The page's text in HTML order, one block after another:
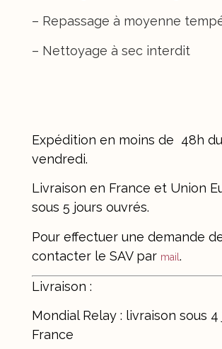
– Repassage à moyenne
– Nettoyage à sec interdit
Expédition en moins de 48h
vendredi.
Livraison en France et Union
sous 5 jours ouvrés.
Pour effectuer une demande
contacter le SAV par mail .
Livraison :
Mondial Relay : livraison sous
France